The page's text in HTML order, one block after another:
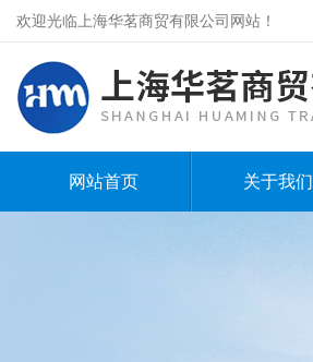
欢迎光临上海华茗商贸有限公司网站！
网站首页 关于我们